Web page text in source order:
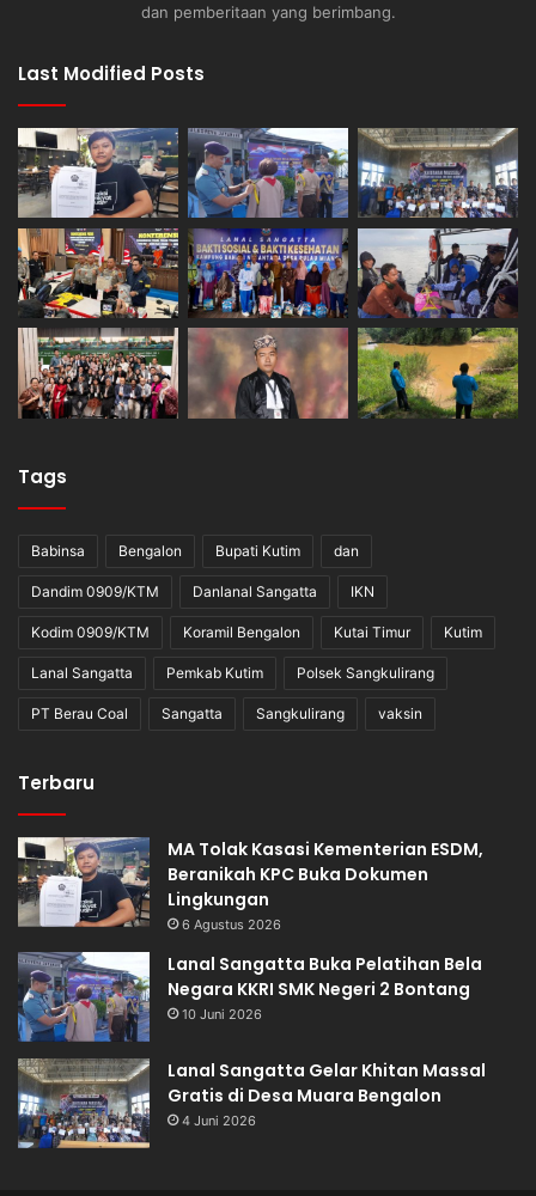
dan pemberitaan yang berimbang.
Last Modified Posts
Tags
Babinsa Bengalon Bupati Kutim dan
Dandim 0909/KTM Danlanal Sangatta IKN
Kodim 0909/KTM Koramil Bengalon Kutai Timur Kutim
Lanal Sangatta Pemkab Kutim Polsek Sangkulirang
PT Berau Coal Sangatta Sangkulirang vaksin
Terbaru
MA Tolak Kasasi Kementerian ESDM,
Beranikah KPC Buka Dokumen
Lingkungan
6 Agustus 2026
Lanal Sangatta Buka Pelatihan Bela
Negara KKRI SMK Negeri 2 Bontang
10 Juni 2026
Lanal Sangatta Gelar Khitan Massal
Gratis di Desa Muara Bengalon
4 Juni 2026